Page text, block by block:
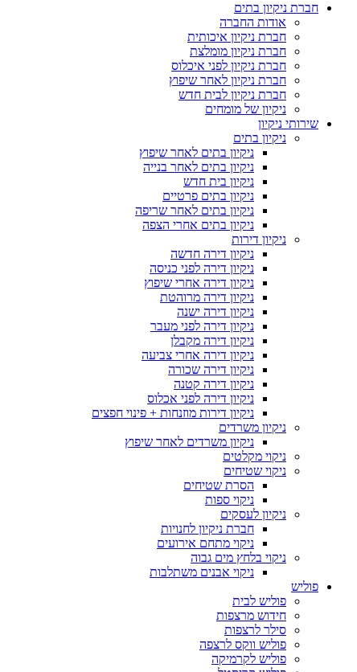
חברת ניקיון בתים
אודות החברה
חברת ניקיון איכותית
חברת ניקיון מומלצת
חברת ניקיון לפני איכלוס
חברת ניקיון לאחר שיפוץ
חברת ניקיון לבית חדש
ניקיון של מומחים
שירותי ניקיון
ניקיון בתים
ניקיון בתים לאחר שיפוץ
ניקיון בתים לאחר בנייה
ניקיון בית חדש
ניקיון בתים פרטיים
ניקיון בתים לאחר שריפה
ניקיון בתים אחרי הצפה
ניקיון דירות
ניקיון דירה חדשה
ניקיון דירה לפני כניסה
ניקיון דירה אחרי שיפוץ
ניקיון דירה מרוהטת
ניקיון דירה ישנה
ניקיון דירה לפני מעבר
ניקיון דירה מקבלן
ניקיון דירה אחרי צביעה
ניקיון דירה שכורה
ניקיון דירה קטנה
ניקיון דירה לפני אכלוס
ניקיון דירות מוזנחות + פינוי חפצים
ניקיון משרדים
ניקיון משרדים לאחר שיפוץ
ניקוי מקלטים
ניקוי שטיחים
הסרת שטיחים
ניקוי ספות
ניקיון לעסקים
חברת ניקיון לחנויות
ניקוי מתחם אירועים
ניקוי בלחץ מים גבוה
ניקוי אבנים משתלבות
פוליש
פוליש לבית
חידוש מרצפות
סילר לרצפות
פוליש ווקס לרצפה
פוליש לקרמיקה